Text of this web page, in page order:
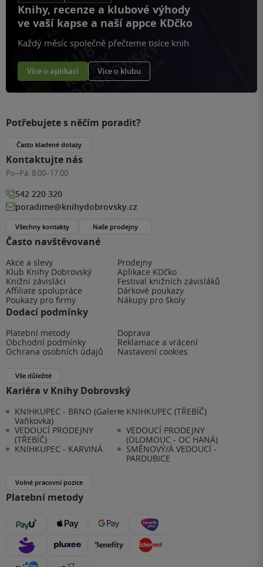
Knihy, recenze a klubové výhody
ve vaší kapse a naší appce KDčko
Každý měsíc společně přečteme tisíce knih
Více o aplikaci Více o klubu
Často navštěvované
Akce a slevy
Prodejny
Klub Knihy Dobrovský
Aplikace KDčko
Knižní závisláci
Festival knižních závisláků
Affiliate spolupráce
Dárkové poukazy
Poukazy pro firmy
Nákupy pro školy
Dodací podmínky
Platební metody
Doprava
Obchodní podmínky
Reklamace a vrácení
Ochrana osobních údajů
Nastavení cookies
Vše důležité
Kariéra v Knihy Dobrovský
KNIHKUPEC - BRNO (Galerie
Vaňkovka)
KNIHKUPEC (TŘEBÍČ)
VEDOUCÍ PRODEJNY
(TŘEBÍČ)
VEDOUCÍ PRODEJNY
(OLOMOUC - OC HANÁ)
KNIHKUPEC - KARVINÁ
SMĚNOVÝ/Á VEDOUCÍ -
PARDUBICE
Volné pracovní pozice
Platební metody
Potřebujete s něčím poradit?
Často kladené dotazy
Kontaktujte nás
Po–Pá: 8:00–17:00
542 220 320
poradime@knihydobrovsky.cz
Všechny kontakty Naše prodejny